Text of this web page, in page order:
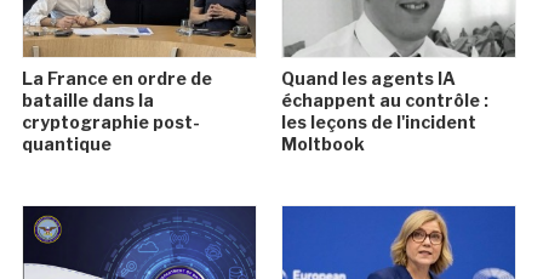
La France en ordre de
bataille dans la
cryptographie post-
quantique
Quand les agents IA
échappent au contrôle :
les leçons de l'incident
Moltbook